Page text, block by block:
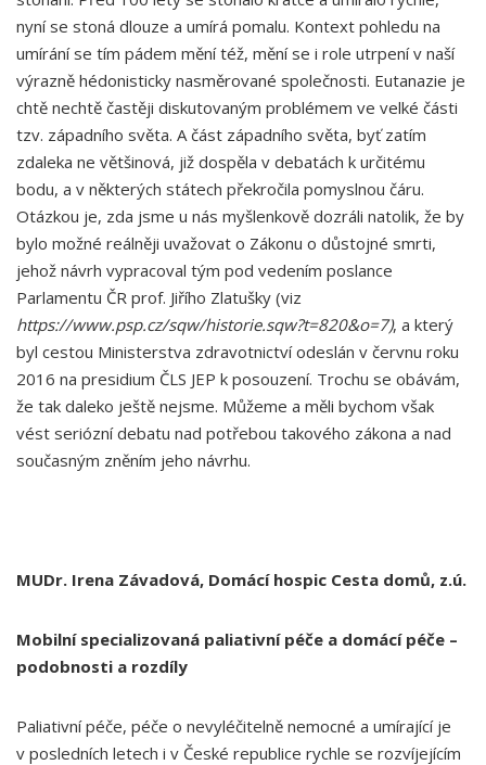
nyní se stoná dlouze a umírá pomalu. Kontext pohledu na
umírání se tím pádem mění též, mění se i role utrpení v naší
výrazně hédonisticky nasměrované společnosti. Eutanazie je
chtě nechtě častěji diskutovaným problémem ve velké části
tzv. západního světa. A část západního světa, byť zatím
zdaleka ne většinová, již dospěla v debatách k určitému
bodu, a v některých státech překročila pomyslnou čáru.
Otázkou je, zda jsme u nás myšlenkově dozráli natolik, že by
bylo možné reálněji uvažovat o Zákonu o důstojné smrti,
jehož návrh vypracoval tým pod vedením poslance
Parlamentu ČR prof. Jiřího Zlatušky (viz
https://www.psp.cz/sqw/historie.sqw?t=820&o=7), a který
byl cestou Ministerstva zdravotnictví odeslán v červnu roku
2016 na presidium ČLS JEP k posouzení. Trochu se obávám,
že tak daleko ještě nejsme. Můžeme a měli bychom však
vést seriózní debatu nad potřebou takového zákona a nad
současným zněním jeho návrhu.
MUDr. Irena Závadová, Domácí hospic Cesta domů, z.ú.
Mobilní specializovaná paliativní péče a domácí péče –
podobnosti a rozdíly
Paliativní péče, péče o nevyléčitelně nemocné a umírající je
v posledních letech i v České republice rychle se rozvíjejícím